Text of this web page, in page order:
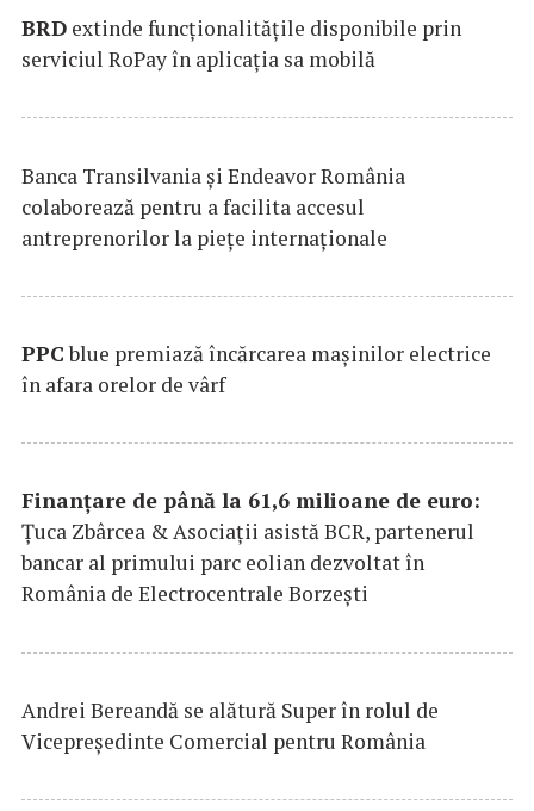
BRD extinde funcţionalităţile disponibile prin
serviciul RoPay în aplicaţia sa mobilă
Banca Transilvania şi Endeavor România
colaborează pentru a facilita accesul
antreprenorilor la pieţe internaţionale
PPCblue premiază încărcarea maşinilor electrice
în afara orelor de vârf
Finanțare de până la 61,6 milioane de euro:
Țuca Zbârcea & Asociații asistă BCR, partenerul
bancar al primului parc eolian dezvoltat în
România de Electrocentrale Borzești
Andrei Bereandă se alătură Super în rolul de
Vicepreședinte Comercial pentru România